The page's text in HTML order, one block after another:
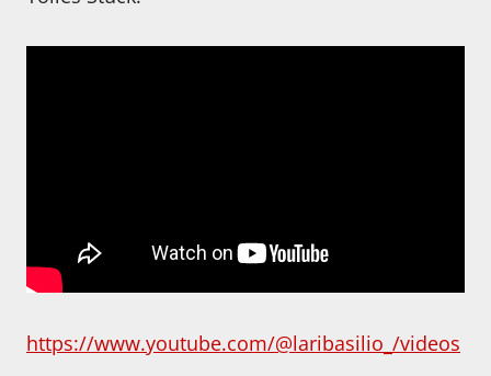
https://www.youtube.com/@laribasilio_/videos